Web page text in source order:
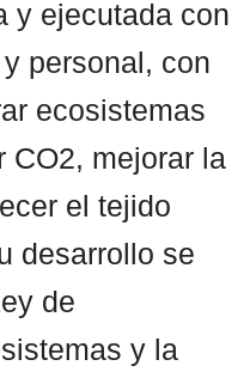
y ejecutada con
personal, con
ecosistemas
CO2, mejorar la
el tejido
desarrollo se
de
y la